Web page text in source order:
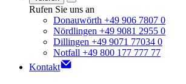
Rufen Sie uns an
Donauwörth +49 906 7807 0
Nördlingen +49 9081 2955 0
Dillingen +49 9071 77034 0
Notfall +49 800 177 777 77
Kontakt